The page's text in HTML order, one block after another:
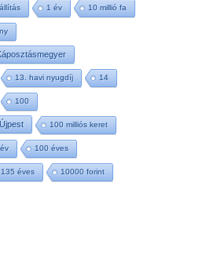
1 év 10 millió fa
13. havi nyugdíj 14
100
100 milliós keret
100 éves
135 éves 10000 forint